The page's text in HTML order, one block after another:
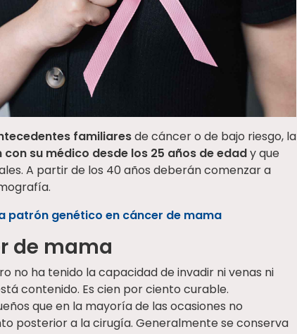
familiaresde cáncer o de bajo riesgo, la
con su médico desde los 25 años de edady que
A partir de los 40 años deberán comenzar a
patrón genético en cáncer de mama
de mama
no ha tenido la capacidad de invadir ni venas ni
contenido. Es cien por ciento curable.
que en la mayoría de las ocasiones no
posterior a la cirugía. Generalmente se conserva